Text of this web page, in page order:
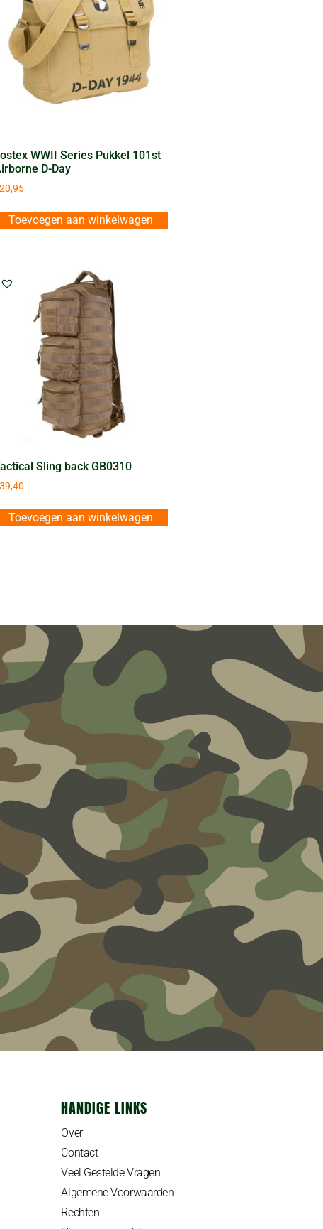
WWII Series Pukkel 101st
D-Day
Toevoegen aan winkelwagen
Sling back GB0310
Toevoegen aan winkelwagen
HANDIGE LINKS
Over
Contact
Veel Gestelde Vragen
Algemene Voorwaarden
Rechten